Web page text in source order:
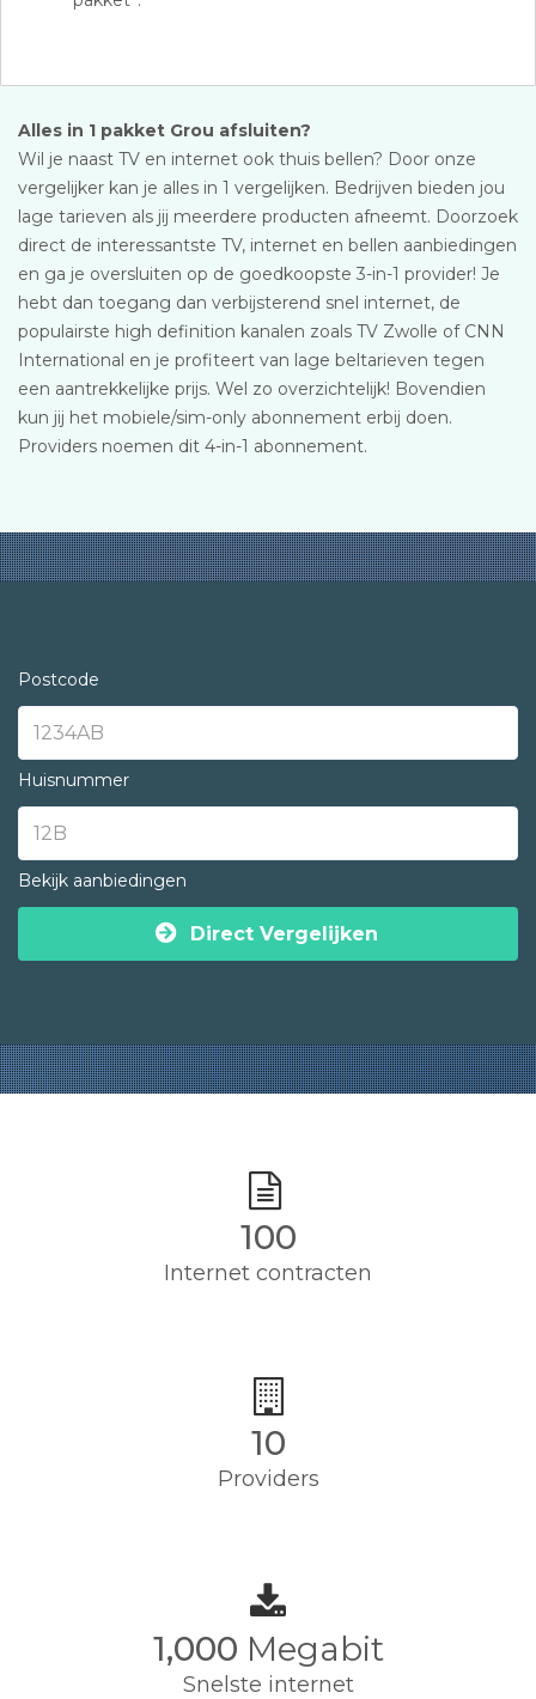
Alles in 1 pakket Grou afsluiten?
Wil je naast TV en internet ook thuis bellen? Door onze
vergelijker kan je alles in 1 vergelijken. Bedrijven bieden jou
lage tarieven als jij meerdere producten afneemt. Doorzoek
direct de interessantste TV, internet en bellen aanbiedingen
en ga je oversluiten op de goedkoopste 3-in-1 provider! Je
hebt dan toegang dan verbijsterend snel internet, de
populairste high definition kanalen zoals TV Zwolle of CNN
International en je profiteert van lage beltarieven tegen
een aantrekkelijke prijs. Wel zo overzichtelijk! Bovendien
kun jij het mobiele/sim-only abonnement erbij doen.
Providers noemen dit 4-in-1 abonnement.
Postcode
Huisnummer
Bekijk aanbiedingen
Direct Vergelijken
100
Internet contracten
10
Providers
1,000 Megabit
Snelste internet